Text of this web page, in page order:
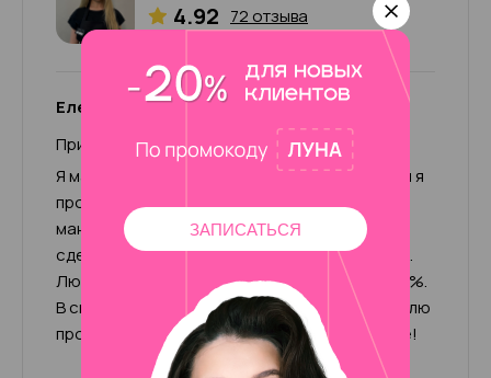
4.92 72 отзыва
Елена
Привет, меня зовут Елена.
Я мастер маникюра с 2015 года. За это время я
прошла множество курсов и обучений по
маникюру и педикюру, что помогает мне
сделать свою работу качественно и хорошо.
Люблю свою работу и отдаюсь ей на все 100%.
В свободное время увлекаюсь спортом, люблю
прогулки и общение. Жду вас в нашем салоне!
ЗАПИСАТЬСЯ